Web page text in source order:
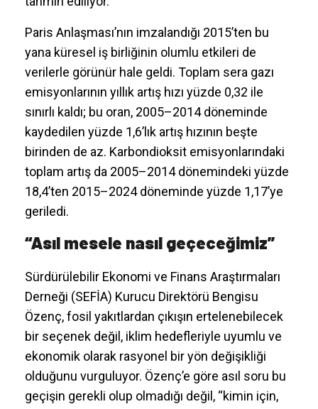
Paris Anlaşması’nın imzalandığı 2015’ten bu
yana küresel iş birliğinin olumlu etkileri de
verilerle görünür hale geldi. Toplam sera gazı
emisyonlarının yıllık artış hızı yüzde 0,32 ile
sınırlı kaldı; bu oran, 2005–2014 döneminde
kaydedilen yüzde 1,6’lık artış hızının beşte
birinden de az. Karbondioksit emisyonlarındaki
toplam artış da 2005–2014 dönemindeki yüzde
18,4’ten 2015–2024 döneminde yüzde 1,17’ye
geriledi.
“Asıl mesele nasıl geçeceğimiz”
Sürdürülebilir Ekonomi ve Finans Araştırmaları
Derneği (SEFİA) Kurucu Direktörü Bengisu
Özenç, fosil yakıtlardan çıkışın ertelenebilecek
bir seçenek değil, iklim hedefleriyle uyumlu ve
ekonomik olarak rasyonel bir yön değişikliği
olduğunu vurguluyor. Özenç’e göre asıl soru bu
geçişin gerekli olup olmadığı değil, “kimin için,